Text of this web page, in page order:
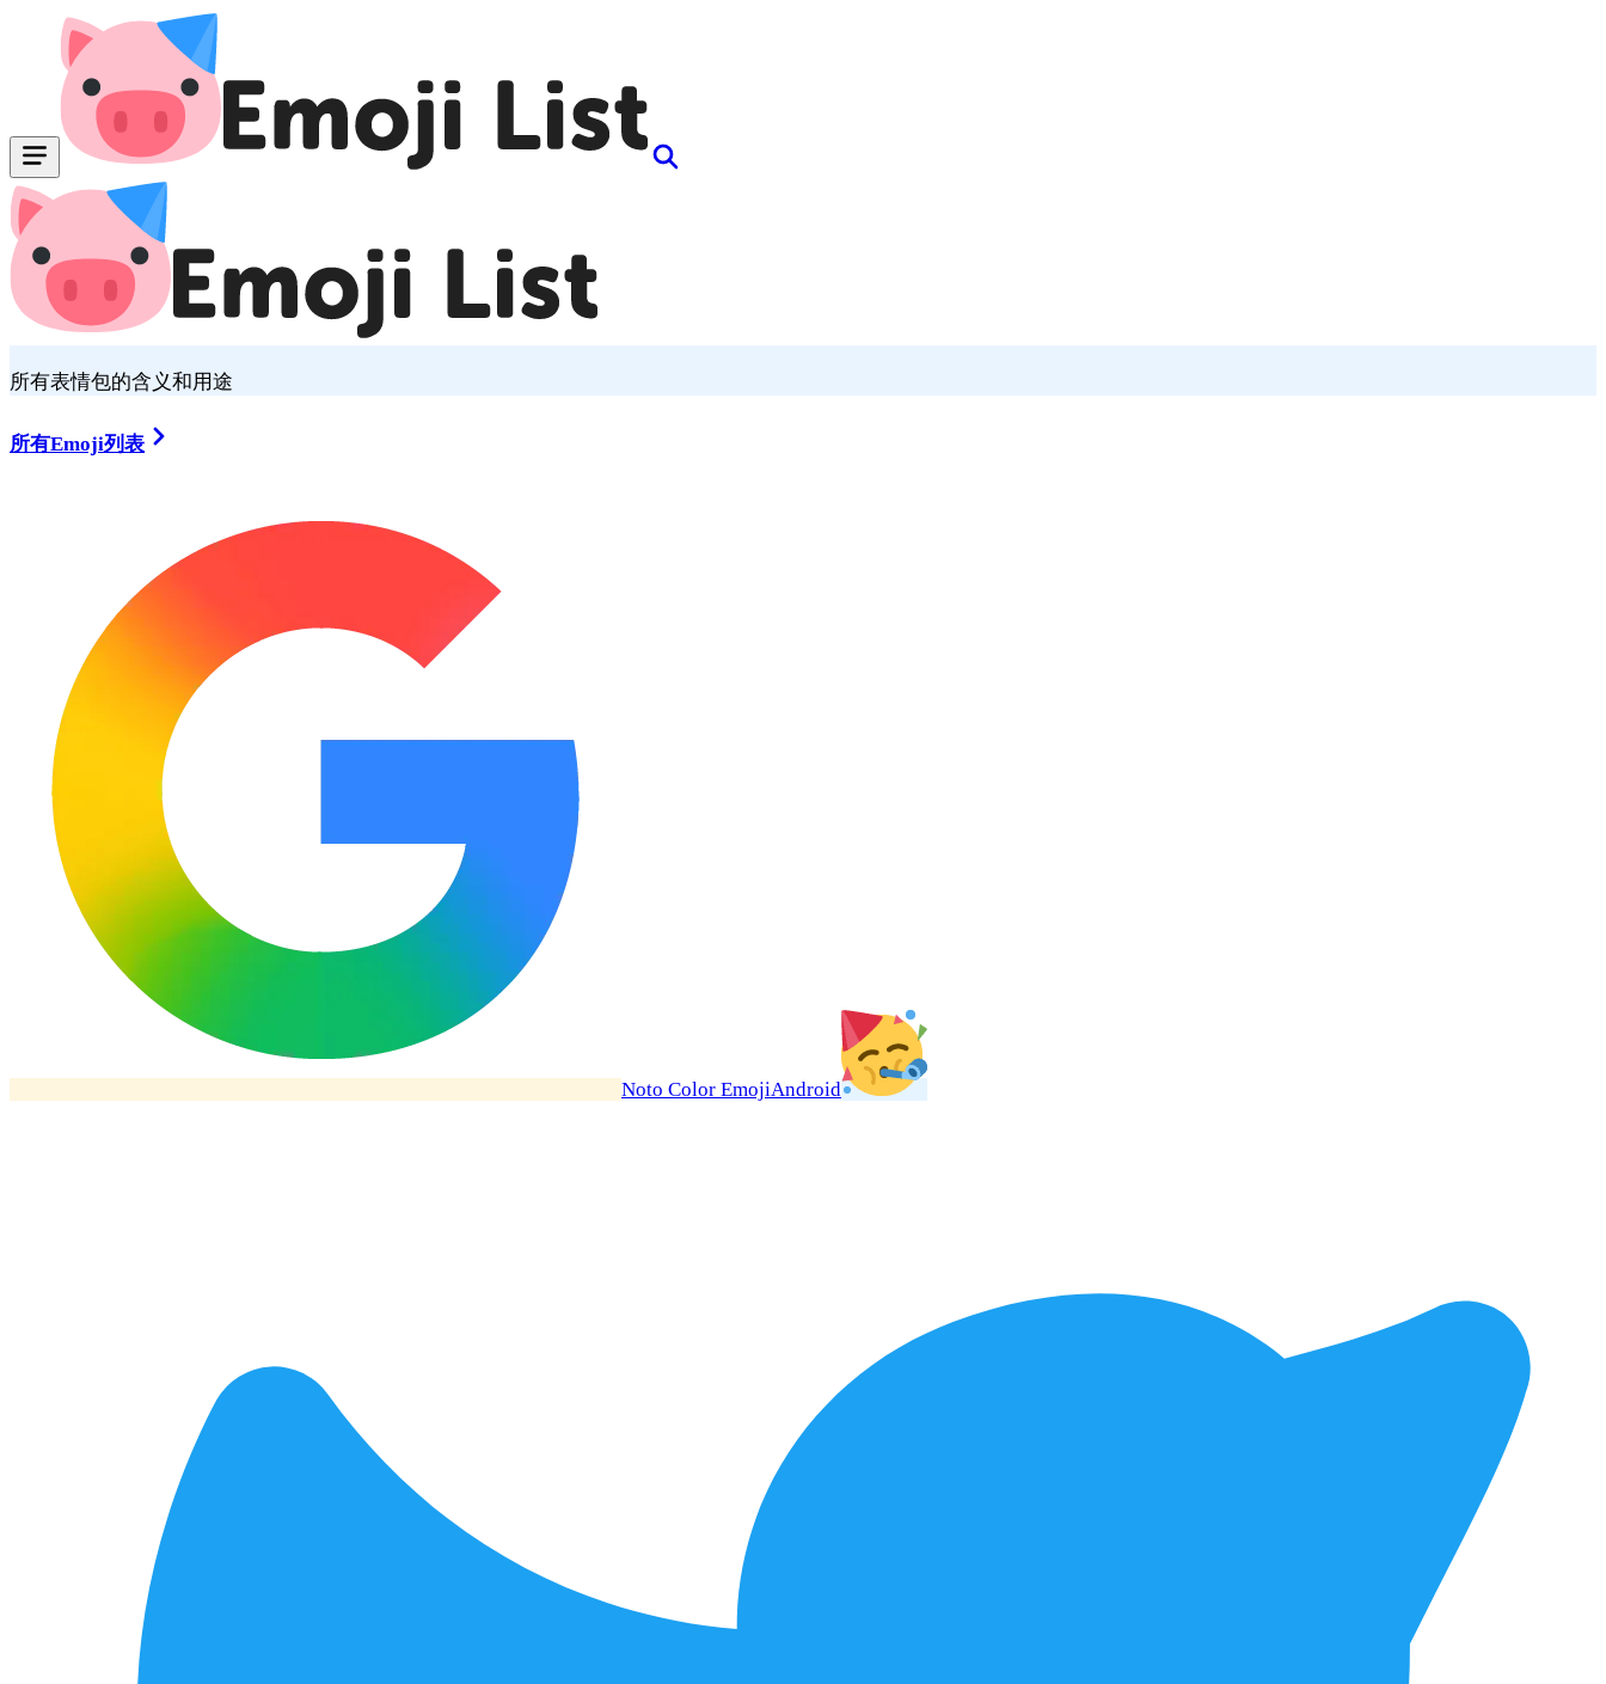
所有表情包的含义和用途
所有Emoji列表
Noto Color EmojiAndroid